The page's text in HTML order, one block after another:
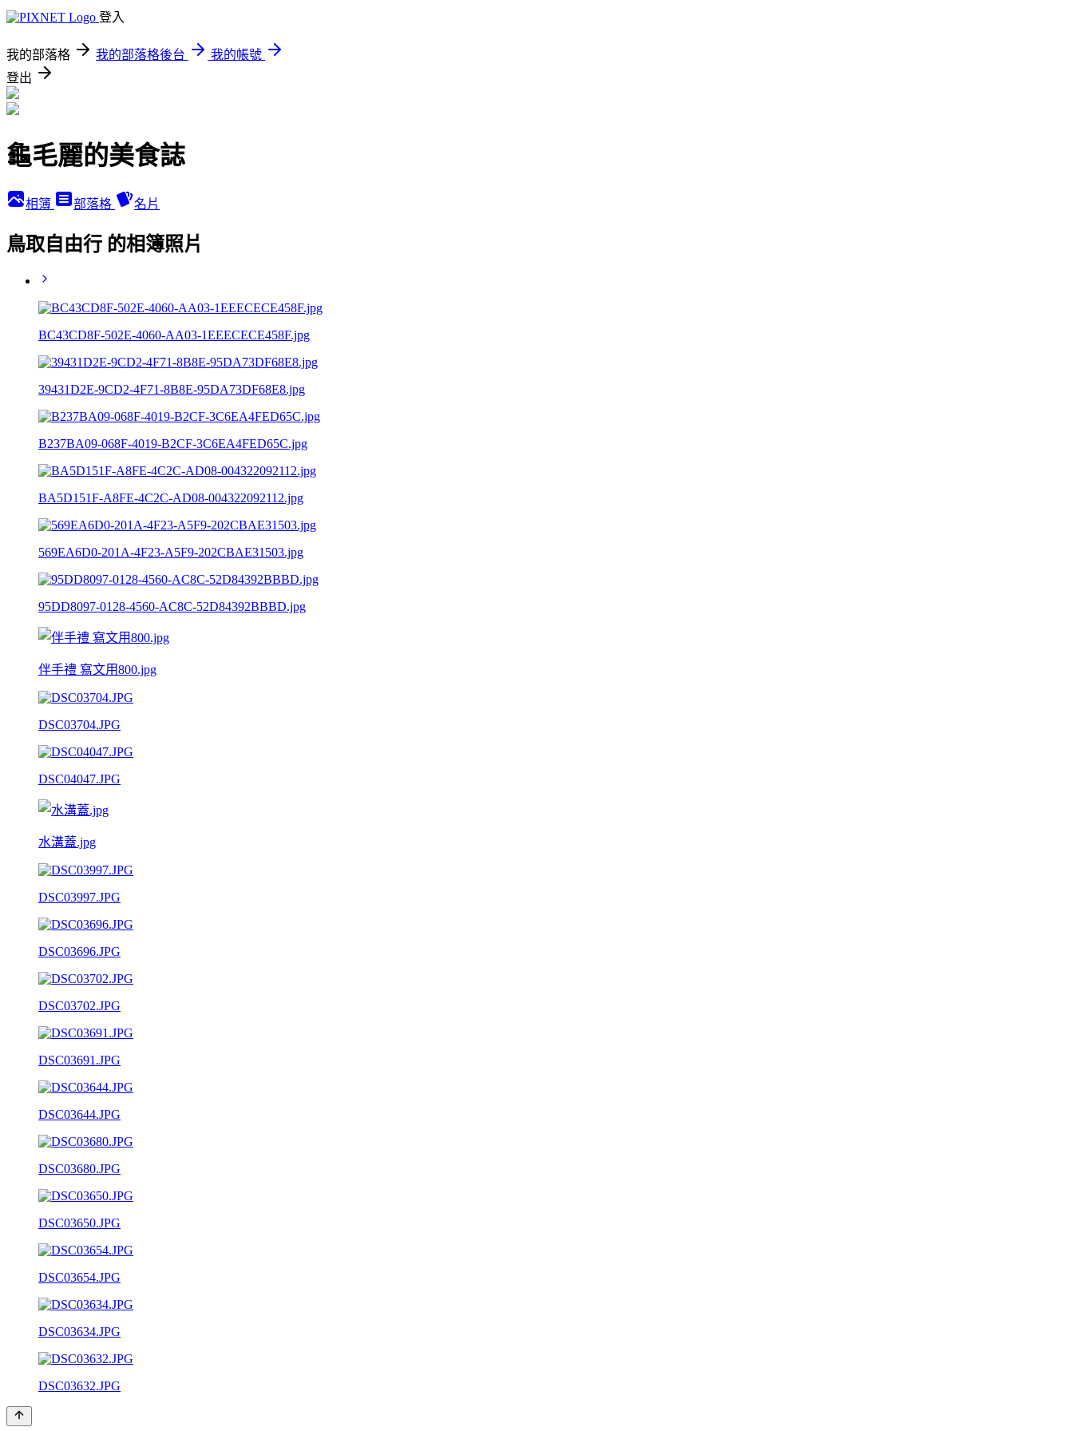
登入
我的部落格 我的部落格後台
我的帳號
登出
龜毛麗的美食誌
相簿 部落格 名片
鳥取自由行 的相簿照片
BC43CD8F-502E-4060-AA03-1EEECECE458F.jpg
39431D2E-9CD2-4F71-8B8E-95DA73DF68E8.jpg
B237BA09-068F-4019-B2CF-3C6EA4FED65C.jpg
BA5D151F-A8FE-4C2C-AD08-004322092112.jpg
569EA6D0-201A-4F23-A5F9-202CBAE31503.jpg
95DD8097-0128-4560-AC8C-52D84392BBBD.jpg
伴手禮 寫文用800.jpg
DSC03704.JPG
DSC04047.JPG
水溝蓋.jpg
DSC03997.JPG
DSC03696.JPG
DSC03702.JPG
DSC03691.JPG
DSC03644.JPG
DSC03680.JPG
DSC03650.JPG
DSC03654.JPG
DSC03634.JPG
DSC03632.JPG